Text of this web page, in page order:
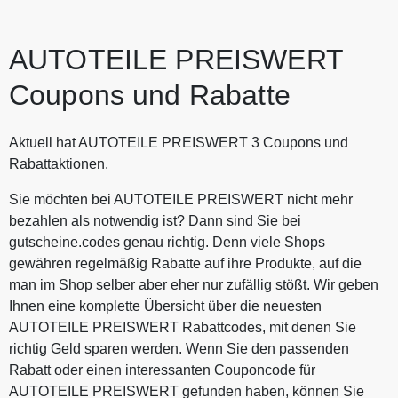
AUTOTEILE PREISWERT
Coupons und Rabatte
Aktuell hat AUTOTEILE PREISWERT 3 Coupons und
Rabattaktionen.
Sie möchten bei AUTOTEILE PREISWERT nicht mehr
bezahlen als notwendig ist? Dann sind Sie bei
gutscheine.codes genau richtig. Denn viele Shops
gewähren regelmäßig Rabatte auf ihre Produkte, auf die
man im Shop selber aber eher nur zufällig stößt. Wir geben
Ihnen eine komplette Übersicht über die neuesten
AUTOTEILE PREISWERT Rabattcodes, mit denen Sie
richtig Geld sparen werden. Wenn Sie den passenden
Rabatt oder einen interessanten Couponcode für
AUTOTEILE PREISWERT gefunden haben, können Sie